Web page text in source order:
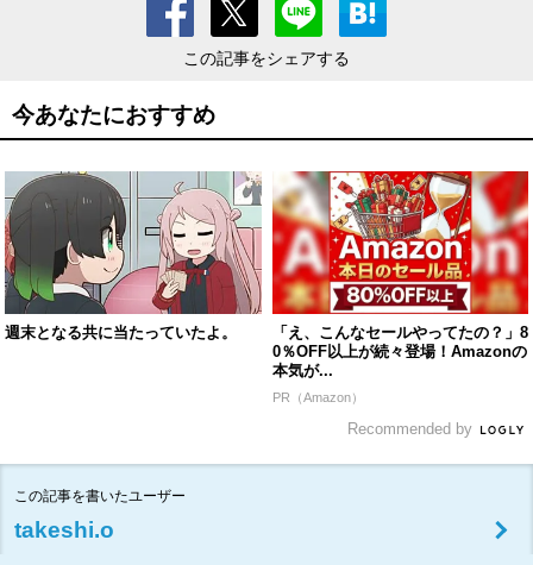
この記事をシェアする
今あなたにおすすめ
週末となる共に当たっていたよ。
「え、こんなセールやってたの？」8
0％OFF以上が続々登場！Amazonの
本気が...
PR（Amazon）
Recommended by
この記事を書いたユーザー
takeshi.o